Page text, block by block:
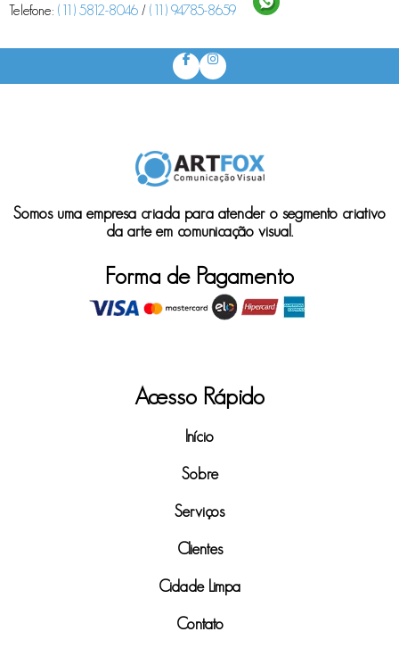
Telefone: (11) 5812-8046 / (11) 94785-8659
Somos uma empresa criada para atender o segmento criativo
da arte em comunicação visual.
Forma de Pagamento
Acesso Rápido
Início
Sobre
Serviços
Clientes
Cidade Limpa
Contato